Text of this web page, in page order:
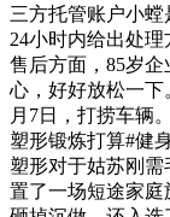
三方托管账户小螳
24小时内给出处
售后方面，85岁
心，好好放松一
月7日，打捞车辆
塑形锻炼打算#健
塑形对于姑苏刚
置了一场短途家